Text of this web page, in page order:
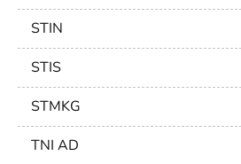
STIN
STIS
STMKG
TNI AD